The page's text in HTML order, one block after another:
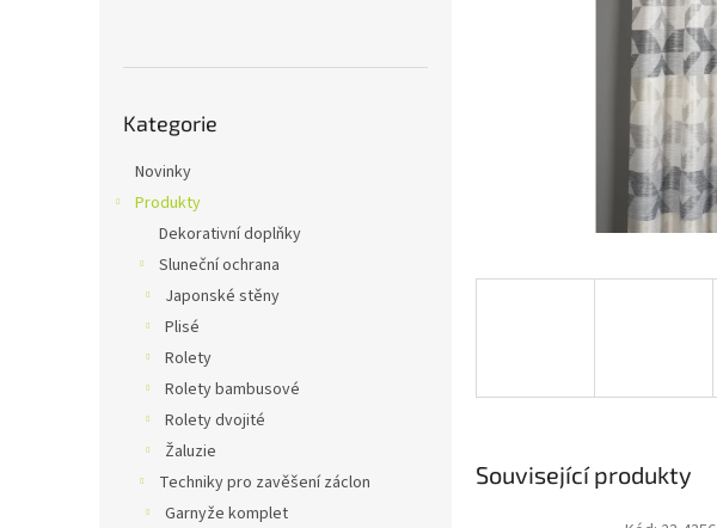
kategorie
Kategorie
Novinky
Produkty
Dekorativní doplňky
Sluneční ochrana
Japonské stěny
Plisé
Rolety
Rolety bambusové
Rolety dvojité
Žaluzie
Techniky pro zavěšení záclon
Garnyže komplet
Související produkty